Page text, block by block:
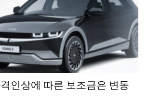
인상에 따른 보조금은 변동